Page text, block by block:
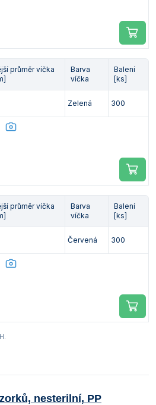
průměr víčka
Barva
víčka
Balení
[ks]
Zelená 300
průměr víčka
Barva
víčka
Balení
[ks]
Červená 300
nesterilní, PP